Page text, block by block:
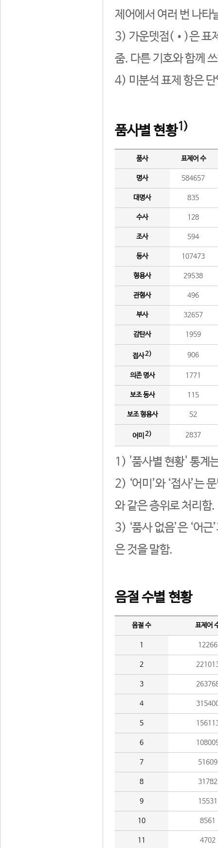
제어에서 여러 번 나타
3) 가운뎃점(•)은 표
줌. 다른 기호와 함께
4) 미분석 표제 항은
품사별 현황1)
품사 표제어 수
명사 584657
대명사 835
수사 128
조사 594
동사 107473
형용사 29538
관형사 496
부사 32657
감탄사 1959
접사2) 906
의존 명사 1771
보조 동사 115
보조 형용사 52
어미 2) 2837
1) '품사별 현황' 통계
2) ‘어미’와 ‘접사’는
와 같은 층위로 처리함.
3) ‘품사 없음’은 ‘어
은 것을 말함.
음절 수별 현황
음절 수 표제어
1 12266
2
3
4
5
6
7 51609
8 31782
9 15531
10 8561
11 4702